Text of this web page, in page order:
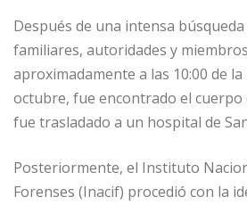
Después de una intensa
familiares, autoridades y
aproximadamente a las 10:00 de la
octubre, fue encontrado el cuerpo
fue trasladado a un hospital de
Posteriormente, el Instituto
Forenses (Inacif) procedió con la